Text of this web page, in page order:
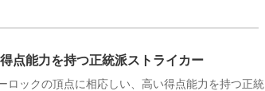
点能力を持つ正統派ストライカー
ロックの頂点に相応しい、高い得点能力を持つ正統